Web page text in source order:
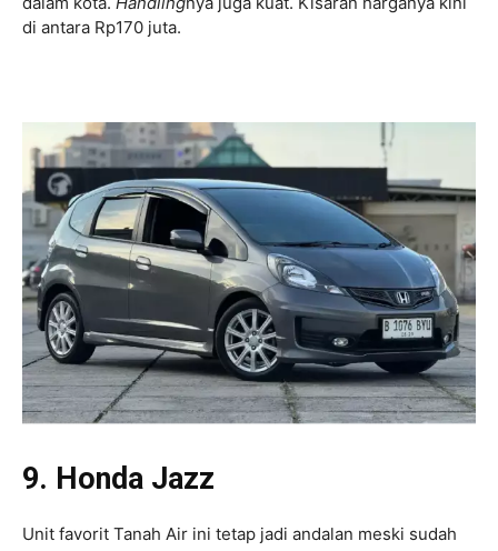
di antara Rp170 juta.
9. Honda Jazz
Unit favorit Tanah Air ini tetap jadi andalan meski sudah